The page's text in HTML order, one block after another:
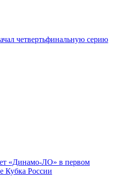
четвертьфинальную серию
«Динамо-ЛО» в первом
Кубка России